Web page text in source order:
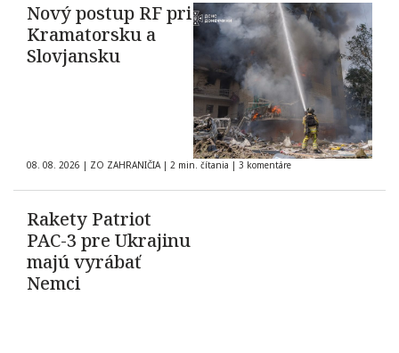
Nový postup RF pri
Kramatorsku a
Slovjansku
08. 08. 2026 | ZO ZAHRANIČIA | 2 min. čítania | 3 komentáre
Rakety Patriot
PAC-3 pre Ukrajinu
majú vyrábať
Nemci